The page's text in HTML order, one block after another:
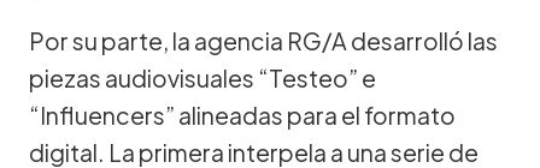
Por su parte, la agencia RG/A desarrolló las
piezas audiovisuales “Testeo” e
“Influencers” alineadas para el formato
digital. La primera interpela a una serie de